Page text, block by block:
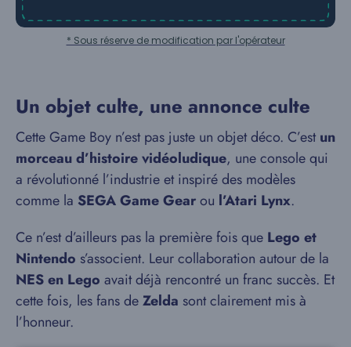
* Sous réserve de modification par l'opérateur
Un objet culte, une annonce culte
Cette Game Boy n’est pas juste un objet déco. C’estun
morceau d’histoire vidéoludique, une console qui
a révolutionné l’industrie et inspiré des modèles
comme la SEGA Game Gearou l’Atari Lynx.
Ce n’est d’ailleurs pas la première fois que Lego et
Nintendo s’associent. Leur collaboration autour de la
NES en Lego avait déjà rencontré un franc succès. Et
cette fois, les fans deZelda sont clairement mis à
l’honneur.